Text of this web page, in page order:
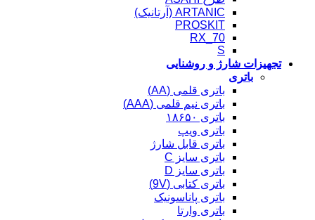
ARTANIC (آرتانیک)
PROSKIT
RX_70
S
تجهیزات شارژ و روشنایی
باتری
باتری قلمی (AA)
باتری نیم قلمی (AAA)
باتری ۱۸۶۵۰
باتری ویپ
باتری قابل شارژ
باتری سایز C
باتری سایز D
باتری کتابی (9V)
باتری پاناسونیک
باتری وارتا